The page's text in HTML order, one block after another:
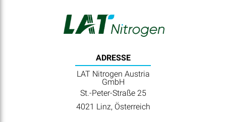
ADRESSE
LAT Nitrogen Austria
GmbH
St.-Peter-Straße 25
4021 Linz, Österreich